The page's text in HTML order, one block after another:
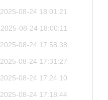
2025-08-24 18:01:21
2025-08-24 18:00:11
2025-08-24 17:58:38
2025-08-24 17:31:27
2025-08-24 17:24:10
2025-08-24 17:18:44